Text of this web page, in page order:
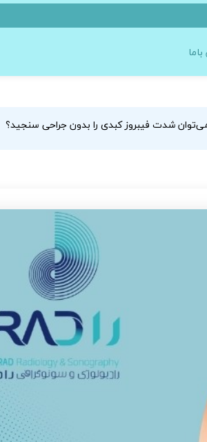
شدت فیبروز کبدی را بدون جراحی سنجید؟